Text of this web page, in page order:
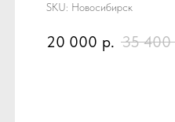
SKU: Новосибирск
20 000 р. 35 400